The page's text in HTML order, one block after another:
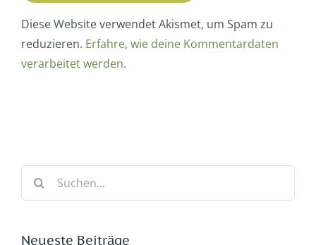
Diese Website verwendet Akismet, um Spam zu
reduzieren. Erfahre, wie deine Kommentardaten
verarbeitet werden.
Suche
Neueste Beiträge